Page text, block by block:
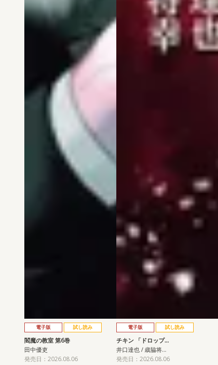
電子版 試し読み
閻魔の教室 第6巻
田中優吏
発売日：2026.08.06
電子版 試し読み
チキン 「ドロップ…
井口達也 / 歳脇将…
発売日：2026.08.06